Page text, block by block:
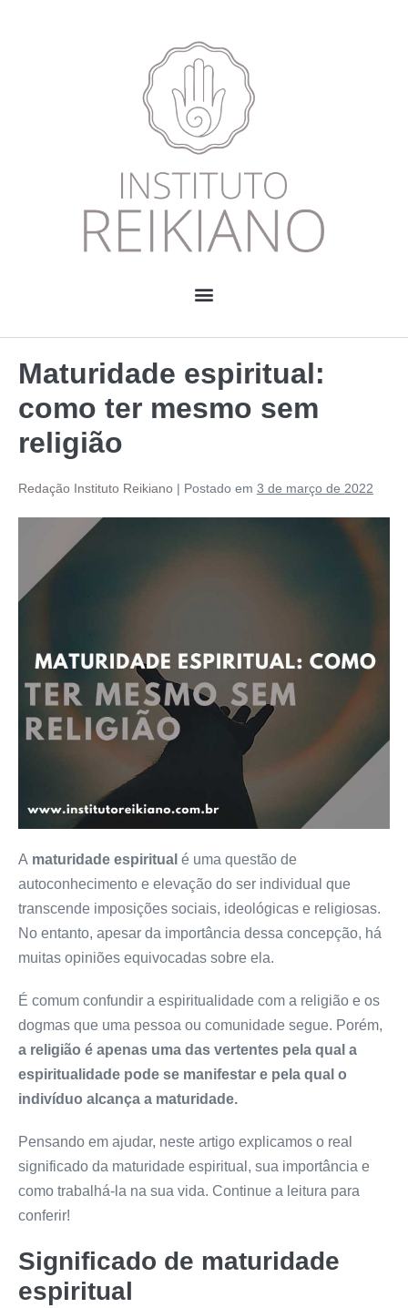
Maturidade espiritual:
como ter mesmo sem
religião
Redação Instituto Reikiano | Postado em 3 de março de 2022
A maturidade espiritual é uma questão de
autoconhecimento e elevação do ser individual que
transcende imposições sociais, ideológicas e religiosas.
No entanto, apesar da importância dessa concepção, há
muitas opiniões equivocadas sobre ela.
É comum confundir a espiritualidade com a religião e os
dogmas que uma pessoa ou comunidade segue. Porém,
a religião é apenas uma das vertentes pela qual a
espiritualidade pode se manifestar e pela qual o
indivíduo alcança a maturidade.
Pensando em ajudar, neste artigo explicamos o real
significado da maturidade espiritual, sua importância e
como trabalhá-la na sua vida. Continue a leitura para
conferir!
Significado de maturidade
espiritual